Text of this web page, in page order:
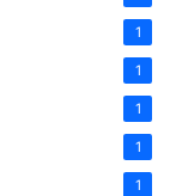
1
1
1
1
1